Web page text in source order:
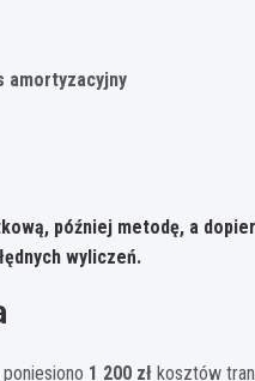
amortyzacyjny
, później metodę, a
wyliczeń.
1 200 zł kosztów